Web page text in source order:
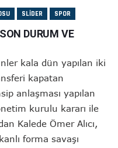
SLIDER SPOR
DURUM VE
kala dün yapılan iki
kapatan
anlaşması yapılan
kurulu kararı ile
Kalede Ömer Alıcı,
forma savaşı